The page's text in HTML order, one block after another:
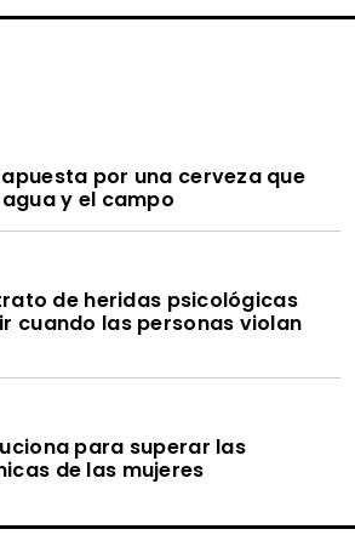
apuesta por una cerveza que
y el campo
de heridas psicológicas
cuando las personas violan
para superar las
de las mujeres